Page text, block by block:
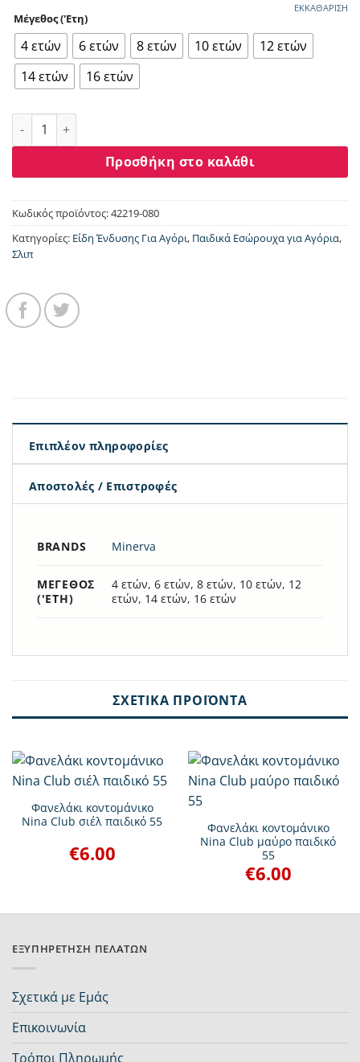
Μέγεθος ('Ετη)
4 ετών 6 ετών 8 ετών 10 ετών
12 ετών
14 ετών
16 ετών
ΕΚΚΑΘΆΡΙΣΗ
Σλιπ αγόρι Minerva Παιδικό "dynosaurus Σλιπ 3τμχ με
Προσθήκη στο καλάθι
Κωδικός προϊόντος:42219-080
Κατηγορίες: Είδη Ένδυσης Για Αγόρι, Παιδικά Εσώρουχα για Αγόρια,
Σλιπ
Επιπλέον πληροφορίες
Αποστολές / Επιστροφές
BRANDS Minerva
ΜΈΓΕΘΟΣ
('ΕΤΗ)
4 ετών, 6 ετών, 8 ετών, 10 ετών, 12
ετών, 14 ετών, 16 ετών
ΣΧΕΤΙΚΆ ΠΡΟΪΌΝΤΑ
Φανελάκι κοντομάνικο
Nina Club σιέλ παιδικό 55
€6.00
Φανελάκι κοντομάνικο
Nina Club μαύρο παιδικό
55
€6.00
ΕΞΥΠΗΡΈΤΗΣΗ ΠΕΛΑΤΏΝ
Σχετικά με Εμάς
Επικοινωνία
Τρόποι Πληρωμής